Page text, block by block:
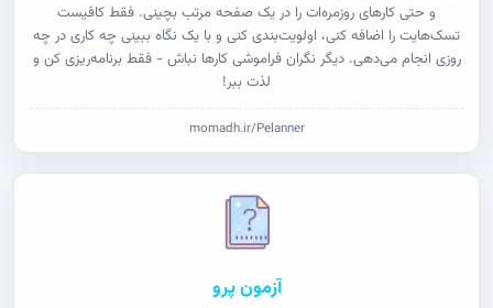
و حتی کارهای روزمره‌ات را در یک صفحه مرتب بچینی. فقط کافیست
تسک‌هایت را اضافه کنی، اولویت‌بندی کنی و با یک نگاه ببینی چه کاری در چه
روزی انجام می‌دهی. دیگر نگران فراموشی کارها نباش - فقط برنامه‌ریزی کن و
لذت ببر!
momadh.ir/Pelanner
آزمون پرو